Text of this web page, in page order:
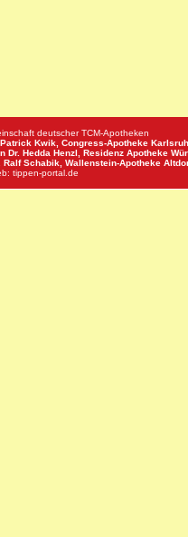
deutscher TCM-Apotheken
Kwik, Congress-Apotheke
Dr. Hedda Henzl, Residenz Apotheke
Schabik, Wallenstein-Apotheke
tippen-portal.de